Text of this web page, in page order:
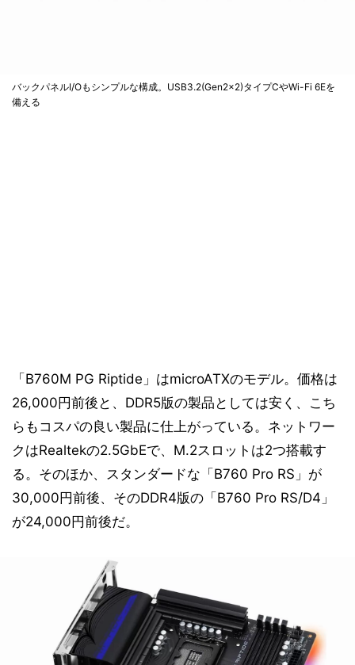
バックパネルI/Oもシンプルな構成。USB3.2(Gen2x2)タイプCやWi-Fi 6Eを
備える
「B760M PG Riptide」はmicroATXのモデル。価格は
26,000円前後と、DDR5版の製品としては安く、こち
らもコスパの良い製品に仕上がっている。ネットワー
クはRealtekの2.5GbEで、M.2スロットは2つ搭載す
る。そのほか、スタンダードな「B760 Pro RS」が
30,000円前後、そのDDR4版の「B760 Pro RS/D4」
が24,000円前後だ。